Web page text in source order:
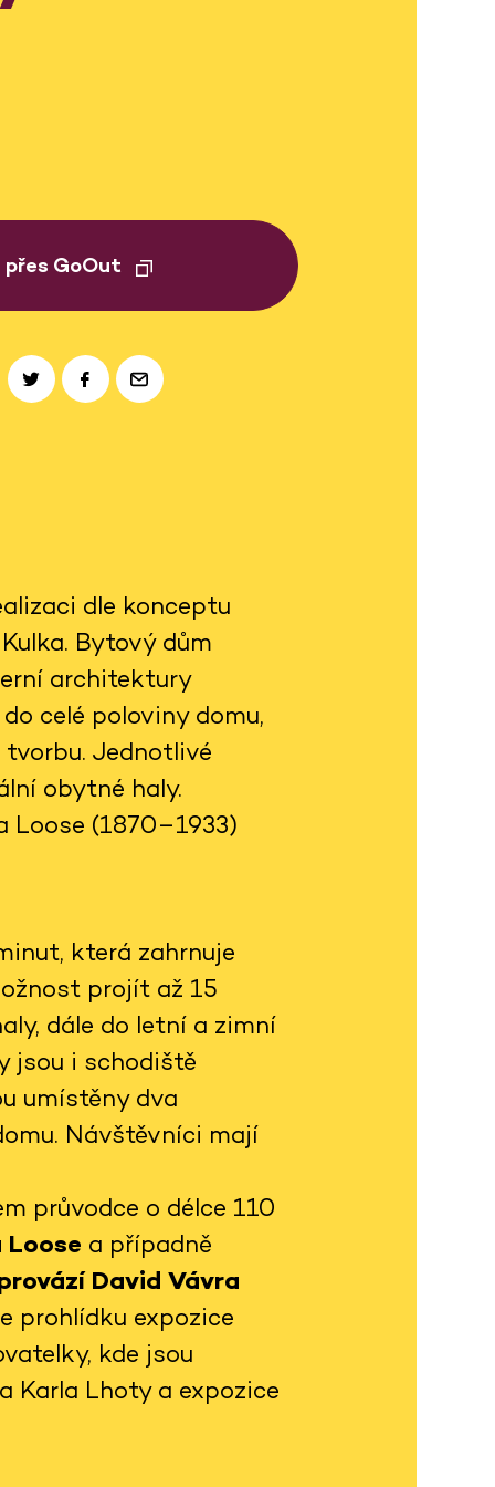
GoOut
dle konceptu
Bytový dům
architektury
celé poloviny domu,
Jednotlivé
obytné haly.
Loose (1870–1933)
která zahrnuje
projít až 15
dále do letní a zimní
jsou i schodiště
umístěny dva
Návštěvníci mají
průvodce o délce 110
a případně
David Vávra
prohlídku expozice
kde jsou
Karla Lhoty a expozice